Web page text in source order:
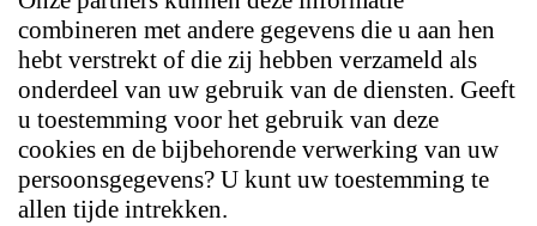
combineren met andere gegevens die u aan hen
hebt verstrekt of die zij hebben verzameld als
onderdeel van uw gebruik van de diensten. Geeft
u toestemming voor het gebruik van deze
cookies en de bijbehorende verwerking van uw
persoonsgegevens? U kunt uw toestemming te
allen tijde intrekken.